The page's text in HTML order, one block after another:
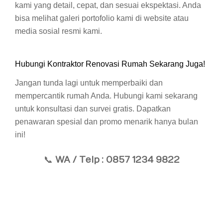
kami yang detail, cepat, dan sesuai ekspektasi. Anda
bisa melihat galeri portofolio kami di website atau
media sosial resmi kami.
Hubungi Kontraktor Renovasi Rumah Sekarang Juga!
Jangan tunda lagi untuk memperbaiki dan
mempercantik rumah Anda. Hubungi kami sekarang
untuk konsultasi dan survei gratis. Dapatkan
penawaran spesial dan promo menarik hanya bulan
ini!
📞 WA / Telp : 0857 1234 9822